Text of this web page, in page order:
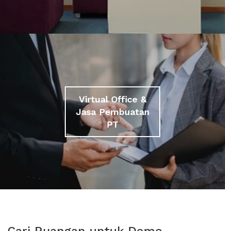
Virtual Office &
Jasa Pembuatan
PT